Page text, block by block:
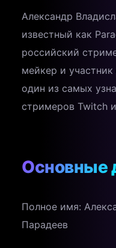
Александр
известный как
российский
мейкер и
один из самых
стримеров Twitch
Основные
Полное имя:
Парадеев